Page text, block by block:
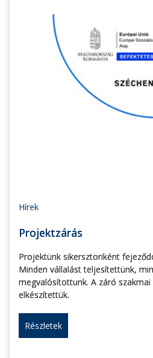
Hírek
Projektzárás
Projektünk sikersztoriként
Minden vállalást teljesítettünk,
megvalósítottunk. A záró
elkészítettük.
Részletek